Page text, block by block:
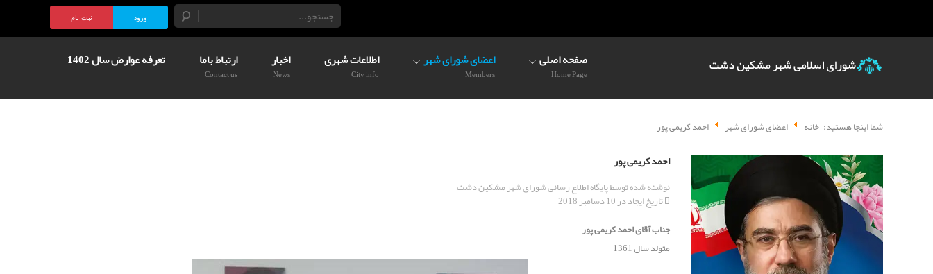
ورود ثبت نام
صفحه اصلی
Home Page
اعضای شورای شهر
Members
اطلاعات شهری
City info
اخبار
News
ارتباط باما
Contact us
تعرفه عوارض سال 1402
شما اینجا هستید: خانه اعضای شورای شهر احمد کریمی پور
احمد کریمی پور
نوشته شده توسطپایگاه اطلاع رسانی شورای شهر مشکین دشت
تاریخ ایجاد در 10 دسامبر 2018
جناب آقای احمد کریمی پور
متولد سال 1361